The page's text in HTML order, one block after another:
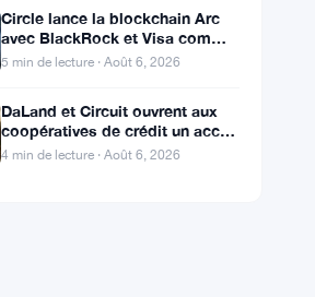
Circle lance la blockchain Arc
avec BlackRock et Visa comme
validateurs à 3 milliards de
5 min de lecture · Août 6, 2026
DaLand et Circuit ouvrent aux
coopératives de crédit un accès
direct au Bitcoin et aux actifs
4 min de lecture · Août 6, 2026